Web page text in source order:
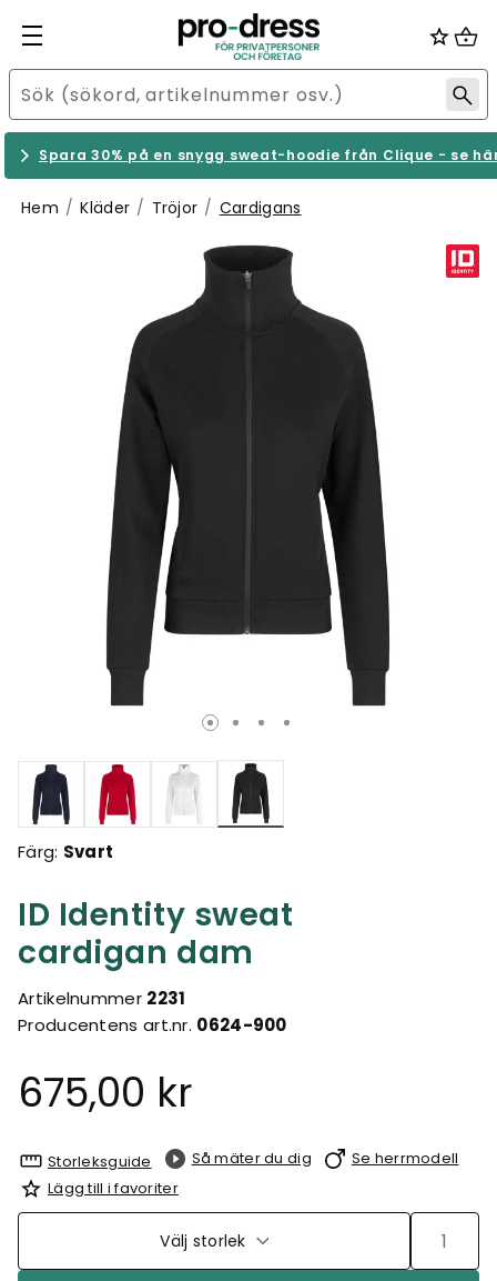
Spara 30% på en snygg sweat-hoodie från Clique - se
Hem Kläder Tröjor Cardigans
ID Identity sweat
cardigan dam
Artikelnummer 2231
Producentens art.nr. 0624-900
675,00 kr
Valda
Färg: Svart
Storleksguide Så mäter du dig
Se herrmodell
Lägg till i favoriter
Välj storlek